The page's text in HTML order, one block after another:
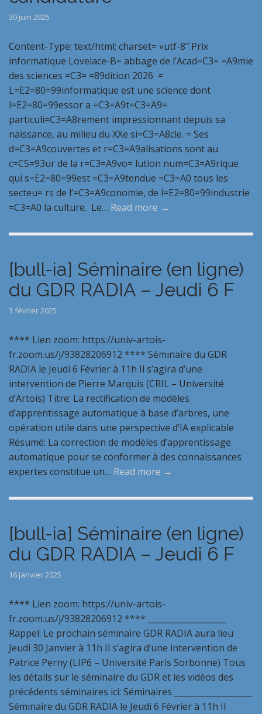
30 juin 2025
Content-Type: text/html; charset= »utf-8″ Prix
informatique Lovelace-B= abbage de l’Acad=C3= =A9mie
des sciences =C3= =89dition 2026 =
L=E2=80=99informatique est une science dont
l=E2=80=99essor a =C3=A9t=C3=A9=
particuli=C3=A8rement impressionnant depuis sa
naissance, au milieu du XXe si=C3=A8cle. = Ses
d=C3=A9couvertes et r=C3=A9alisations sont au
c=C5=93ur de la r=C3=A9vo= lution num=C3=A9rique
qui s=E2=80=99est =C3=A9tendue =C3=A0 tous les
secteu= rs de l’=C3=A9conomie, de l=E2=80=99industrie
=C3=A0 la culture. Le… Read more →
[bull-ia] Séminaire (en ligne)
du GDR RADIA – Jeudi 6 F
3 février 2025
**** Lien zoom: https://univ-artois-
fr.zoom.us/j/93828206912 **** Séminaire du GDR
RADIA le Jeudi 6 Février à 11h Il s’agira d’une
intervention de Pierre Marquis (CRIL – Université
d’Artois) Titre: La rectification de modèles
d’apprentissage automatique à base d’arbres, une
opération utile dans une perspective d’IA explicable
Résumé: La correction de modèles d’apprentissage
automatique pour se conformer à des connaissances
expertes constitue un… Read more →
[bull-ia] Séminaire (en ligne)
du GDR RADIA – Jeudi 6 F
16 janvier 2025
**** Lien zoom: https://univ-artois-
fr.zoom.us/j/93828206912 **** ___________________
Rappel: Le prochain séminaire GDR RADIA aura lieu
Jeudi 30 Janvier à 11h Il s’agira d’une intervention de
Patrice Perny (LIP6 – Université Paris Sorbonne) Tous
les détails sur le séminaire du GDR et les vidéos des
précédents séminaires ici: Séminaires ___________________
Séminaire du GDR RADIA le Jeudi 6 Février à 11h Il